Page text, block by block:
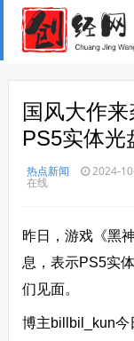
国风大作来
PS5实体光
热点新闻 2024-
在线
昨日，游戏《黑
息，表示PS5实
们见面。
博主billbil_kun今